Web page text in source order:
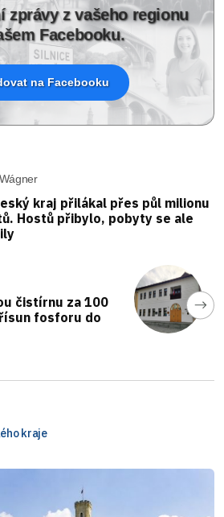
zprávy z vašeho regionu
Facebooku.
na Facebooku
kraj přilákal přes půl milionu
Hostů přibylo, pobyty se ale
čistírnu za 100
fosforu do
kraje